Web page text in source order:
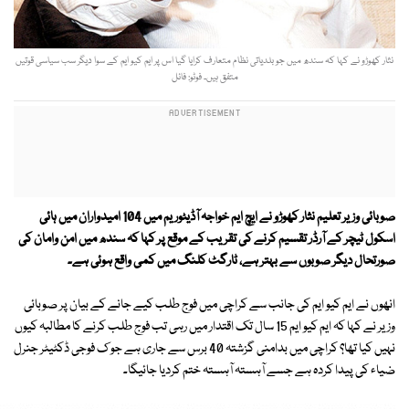
نثار کھوڑو نے کہا کہ سندھ میں جو بلدیاتی نظام متعارف کرایا گیا اس پر ایم کیو ایم کے سوا دیگر سب سیاسی قوتیں
متفق ہیں۔ فوٹو: فائل
صوبائی وزیر تعلیم نثار کھوڑو نے ایچ ایم خواجہ آڈیٹوریم میں 104 امیدواران میں ہائی
اسکول ٹیچر کے آرڈر تقسیم کرنے کی تقریب کے موقع پر کہا کہ سندھ میں امن وامان کی
صورتحال دیگر صوبوں سے بہتر ہے، ٹارگٹ کلنگ میں کمی واقع ہوئی ہے۔
انھوں نے ایم کیو ایم کی جانب سے کراچی میں فوج طلب کیے جانے کے بیان پر صوبائی
وزیر نے کہا کہ ایم کیو ایم 15 سال تک اقتدار میں رہی تب فوج طلب کرنے کا مطالبہ کیوں
نہیں کیا تھا؟ کراچی میں بدامنی گزشتہ 40 برس سے جاری ہے جو ک فوجی ڈکٹیٹر جنرل
ضیاء کی پیدا کردہ ہے جسے آہستہ آہستہ ختم کردیا جائیگا۔